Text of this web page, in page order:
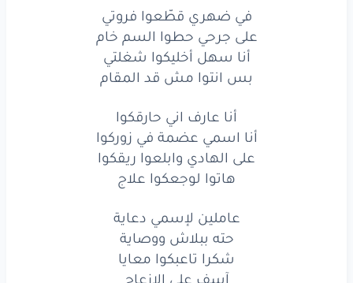
اسميعضمةفي زوركوا
الهاديوابلعواريقكوا
عاملينلإسمي دعاية
حتهببلاشووصاية
آسفعلىالإزعاج
ده كتير عليكواكلامنا
في ضهري قطّعوا فروتي
على جرحي حطوا السم خام
أنا سهل أخليكوا شغلتي
بس انتوا مش قد المقام
أنا عارف اني حارقكوا
أنا اسمي عضمة في زوركوا
على الهادي وابلعوا ريقكوا
هاتوا لوجعكوا علاج
عاملين لإسمي دعاية
حته ببلاش ووصاية
شكرا تاعبكوا معايا
آسف على الإزعاج